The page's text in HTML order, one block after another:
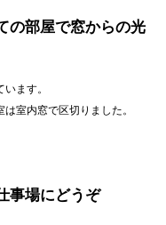
の部屋で窓からの光
ます。
室内窓で区切りました。
事場にどうぞ